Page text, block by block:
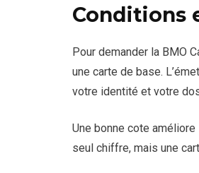
Conditions
Pour demander la BMO
une carte de base.
votre identité et votre
Une bonne cote
seul chiffre, mais une